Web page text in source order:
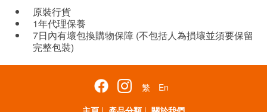
原裝行貨
1年代理保養
7日內有壞包換購物保障 (不包括人為損壞並須要保留
完整包裝)
繁
En